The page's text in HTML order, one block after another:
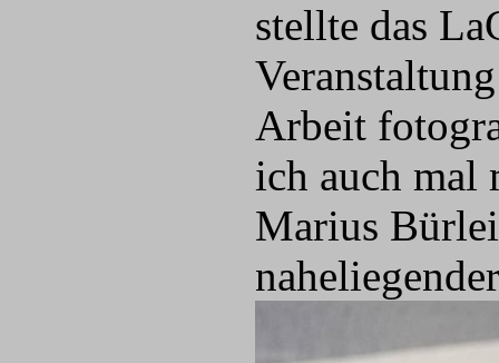
stellte das
Arbeit
ich auch mal
Marius